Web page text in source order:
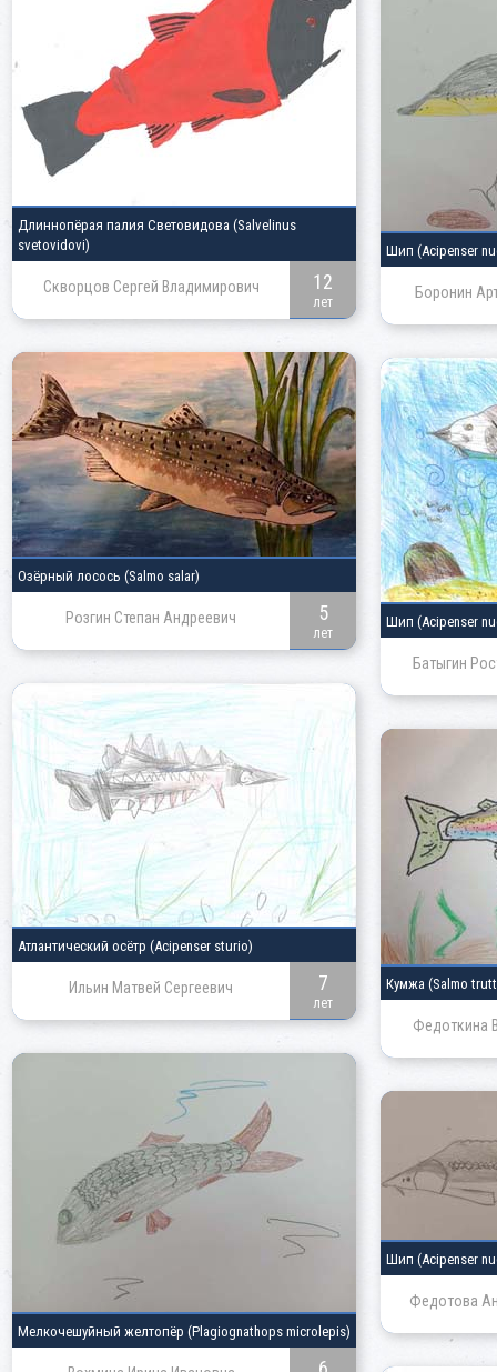
Длиннопёрая палия Световидова (Salvelinus
svetovidovi)
Скворцов Сергей Владимирович 12
лет
Шип (Acipenser
Боронин
Озёрный лосось (Salmo salar)
Розгин Степан Андреевич 5
лет
Шип (Acipenser
Батыгин
Атлантический осётр (Acipenser sturio)
Ильин Матвей Сергеевич 7
лет
Кумжа (Salmo
Федоткина
Мелкочешуйный желтопёр (Plagiognathops microlepis)
Шип (Acipenser
Федотова